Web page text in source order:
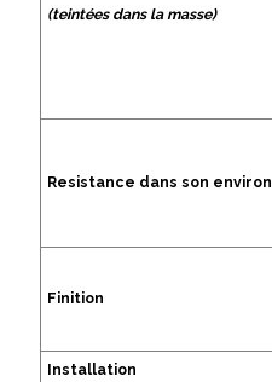
(teintées dans la masse)
Resistance dans son
Finition
Installation